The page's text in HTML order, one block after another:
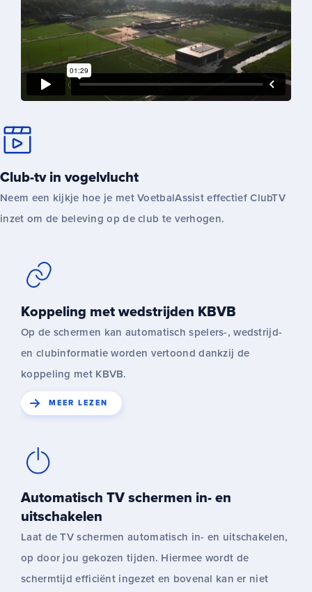
Club-tv in vogelvlucht
Neem een kijkje hoe je met VoetbalAssist effectief ClubTV
inzet om de beleving op de club te verhogen.
Koppeling met wedstrijden KBVB
Op de schermen kan automatisch spelers-, wedstrijd-
en clubinformatie worden vertoond dankzij de
koppeling met KBVB.
MEER LEZEN
Automatisch TV schermen in- en
uitschakelen
Laat de TV schermen automatisch in- en uitschakelen,
op door jou gekozen tijden. Hiermee wordt de
schermtijd efficiënt ingezet en bovenal kan er niet